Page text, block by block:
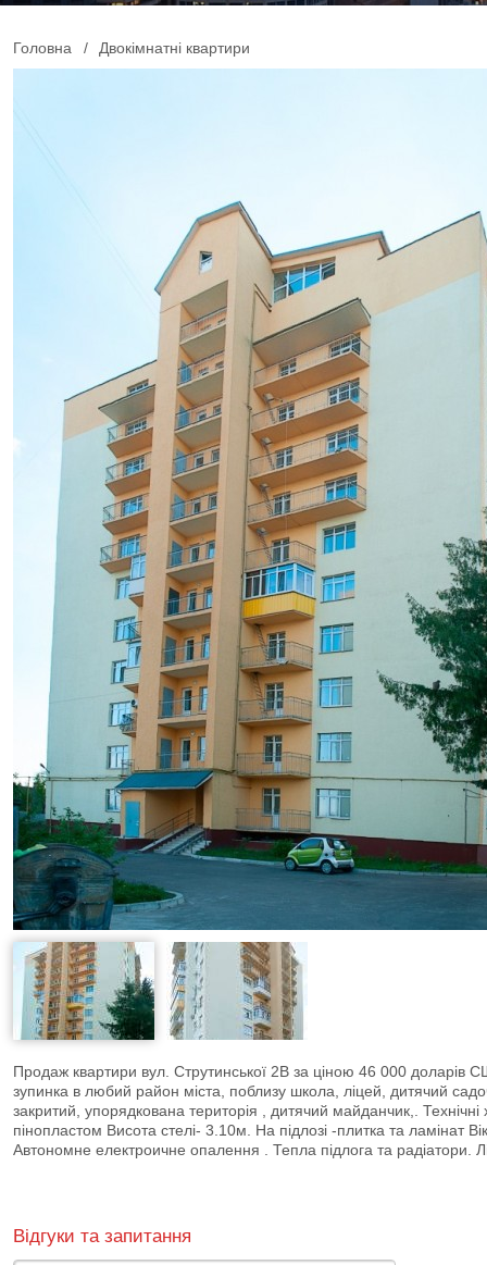
Головна / Двокімнатні квартири
Продаж квартири вул. Струтинської 2В за ціною 46 000 доларів
зупинка в любий район міста, поблизу школа, ліцей, дитячий
закритий, упорядкована територія , дитячий майданчик,.
пінопластом Висота стелі- 3.10м. На підлозі -плитка та ламінат
Автономне електроичне опалення . Тепла підлога та радіатори.
Відгуки та запитання